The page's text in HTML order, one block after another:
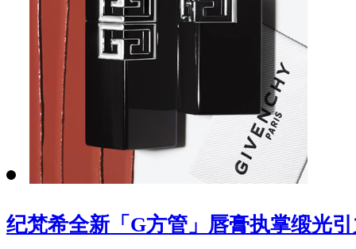
纪梵希全新「G方管」唇膏执掌缎光